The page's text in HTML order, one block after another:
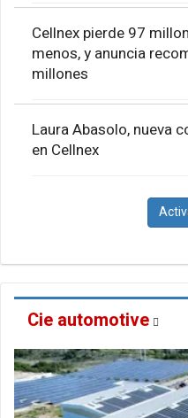
Cellnex pierde 97
menos, y anuncia
millones
Laura Abasolo, nueva
en Cellnex
Cie automotive